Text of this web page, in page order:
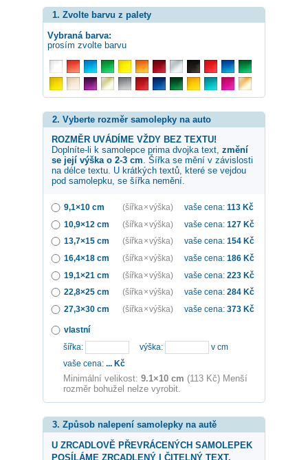
1. Zvolte barvu z palety
Vybraná barva:
prosím zvolte barvu
2. Vyberte rozměr samolepky na auto
ROZMĚR UVÁDÍME VŽDY BEZ TEXTU!
Doplníte-li k samolepce prima dvojka text, změní
se její výška o 2-3 cm . Šířka se mění v závislosti
na délce textu. U krátkých textů, které se vejdou
pod samolepku, se šířka nemění.
9,1×10 cm (šířka × výška) vaše cena: 113 Kč
10,9×12 cm
(šířka × výška) vaše cena: 127 Kč
13,7×15 cm
(šířka × výška) vaše cena: 154 Kč
16,4×18 cm
(šířka × výška) vaše cena: 186 Kč
19,1×21 cm
(šířka × výška) vaše cena: 223 Kč
22,8×25 cm
(šířka × výška) vaše cena: 284 Kč
27,3×30 cm
(šířka × výška) vaše cena: 373 Kč
vlastní
šířka:
výška:
v cm
vaše cena: ... Kč
Minimální velikost: 9.1×10 cm (113 Kč) Menší
rozměr bohužel nelze vyrobit.
3. Způsob nalepení samolepky na autě
U ZRCADLOVĚ PŘEVRÁCENÝCH SAMOLEPEK
POSÍLÁME ZRCADLENÝ I ČITELNÝ TEXT.